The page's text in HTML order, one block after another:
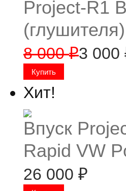
Project-R1
8 000₽3 000
Хит!
Впуск
Rapid VW
26 000 ₽